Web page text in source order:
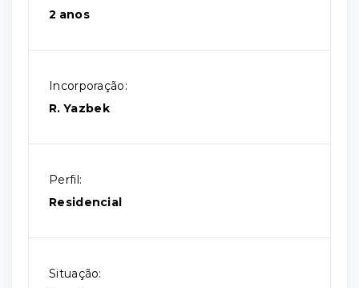
2 anos
Incorporação:
R. Yazbek
Perfil:
Residencial
Situação: